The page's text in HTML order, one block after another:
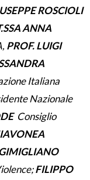
ROSCIOLI
ANNA
PROF. LUIGI
Italiana
Nazionale
Consiglio
FILIPPO